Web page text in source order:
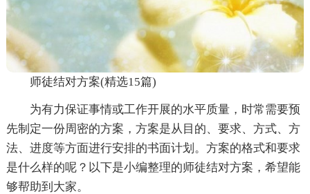
师徒结对方案(精选15篇)
为有力保证事情或工作开展的水平质量，时常需要预
先制定一份周密的方案，方案是从目的、要求、方式、方
法、进度等方面进行安排的书面计划。方案的格式和要求
是什么样的呢？以下是小编整理的师徒结对方案，希望能
够帮助到大家。